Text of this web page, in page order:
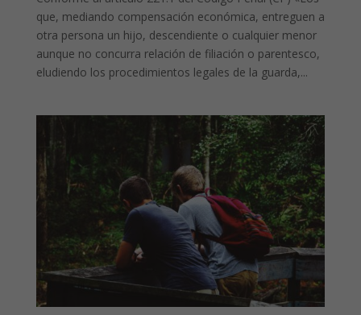
que, mediando compensación económica, entreguen a
otra persona un hijo, descendiente o cualquier menor
aunque no concurra relación de filiación o parentesco,
eludiendo los procedimientos legales de la guarda,...